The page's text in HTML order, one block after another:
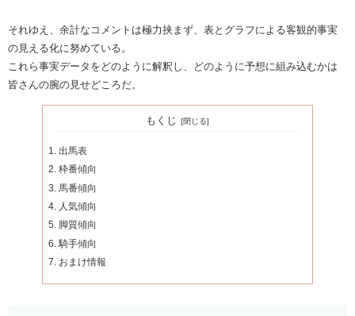
それゆえ、余計なコメントは極力挟まず、表とグラフによる客観的事実
の見える化に努めている。
これら事実データをどのように解釈し、どのように予想に組み込むかは
皆さんの腕の見せどころだ。
もくじ
出馬表
枠番傾向
馬番傾向
人気傾向
脚質傾向
騎手傾向
おまけ情報